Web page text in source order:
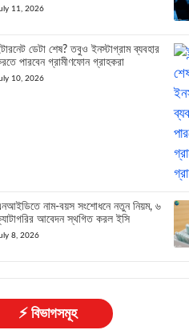
11, 2026
ডেটা শেষ? তবুও ইনস্টাগ্রাম ব্যবহার
পারবেন গ্রামীণফোন গ্রাহকরা
10, 2026
নাম-বয়স সংশোধনে নতুন নিয়ম, ৬
আবেদন স্থগিত করল ইসি
8, 2026
⚡ বিভাগসমূহ